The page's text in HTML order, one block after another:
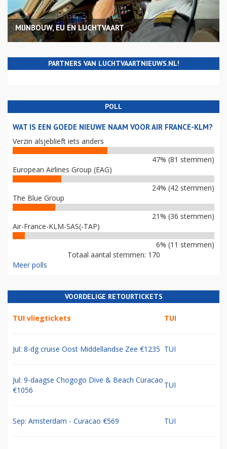
MIJNBOUW, EU EN LUCHTVAART
PARTNERS VAN LUCHTVAARTNIEUWS.NL!
POLL
WAT IS EEN GOEDE NIEUWE NAAM VOOR AIR FRANCE-KLM?
Verzin alsjeblieft iets anders
47% (81 stemmen)
European Airlines Group (EAG)
24% (42 stemmen)
The Blue Group
21% (36 stemmen)
Air-France-KLM-SAS(-TAP)
6% (11 stemmen)
Totaal aantal stemmen: 170
Meer polls
VOORDELIGE RETOURTICKETS
TUI vliegtickets TUI
Jul: 8-dg cruise Oost Middellandse Zee €1235 TUI
Jul: 9-daagse Chogogo Dive & Beach Curacao
€1056
TUI
Sep: Amsterdam - Curacao €569 TUI